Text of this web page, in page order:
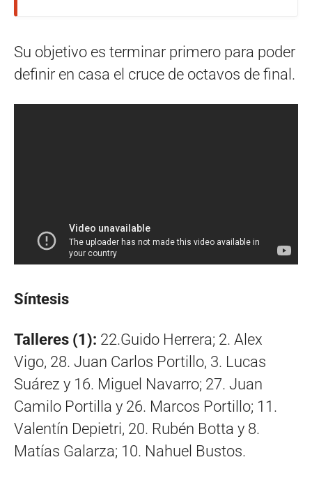
Su objetivo es terminar primero para poder
definir en casa el cruce de octavos de final.
Síntesis
Talleres (1): 22.Guido Herrera; 2. Alex
Vigo, 28. Juan Carlos Portillo, 3. Lucas
Suárez y 16. Miguel Navarro; 27. Juan
Camilo Portilla y 26. Marcos Portillo; 11.
Valentín Depietri, 20. Rubén Botta y 8.
Matías Galarza; 10. Nahuel Bustos.